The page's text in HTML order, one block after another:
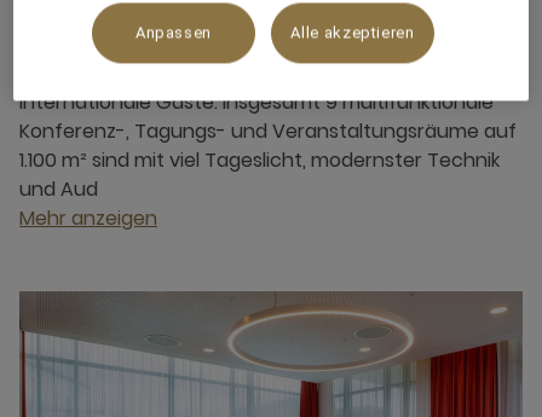
Messegelände und zudem unweit des Flughafens
gelegen, macht den Konferenzbereich des Hotels zu
einem einmaligen Treffpunkt für nationale sowie
internationale Gäste. Insgesamt 9 multifunktionale
Konferenz-, Tagungs- und Veranstaltungsräume auf
1.100 m² sind mit viel Tageslicht, modernster Technik
und Aud
Mehr anzeigen
Anpassen Alle akzeptieren